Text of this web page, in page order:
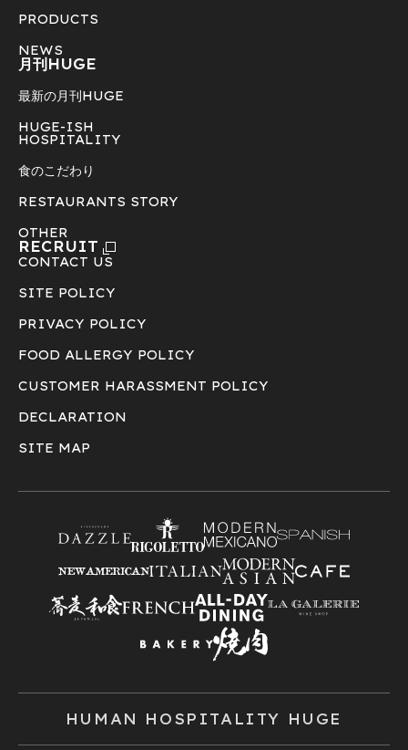
PRODUCTS
NEWS
月刊HUGE
最新の月刊HUGE
HUGE-ISH
HOSPITALITY
食のこだわり
RESTAURANTS STORY
OTHER
RECRUIT
CONTACT US
SITE POLICY
PRIVACY POLICY
FOOD ALLERGY POLICY
CUSTOMER HARASSMENT POLICY
DECLARATION
SITE MAP
HUMAN HOSPITALITY HUGE